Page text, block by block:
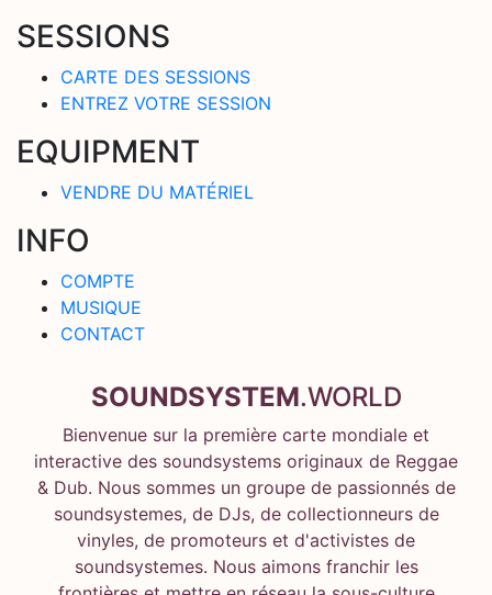
SESSIONS
CARTE DES SESSIONS
ENTREZ VOTRE SESSION
EQUIPMENT
VENDRE DU MATÉRIEL
INFO
COMPTE
MUSIQUE
CONTACT
SOUNDSYSTEM.WORLD
Bienvenue sur la première carte mondiale et
interactive des soundsystems originaux de Reggae
& Dub. Nous sommes un groupe de passionnés de
soundsystemes, de DJs, de collectionneurs de
vinyles, de promoteurs et d'activistes de
soundsystemes. Nous aimons franchir les